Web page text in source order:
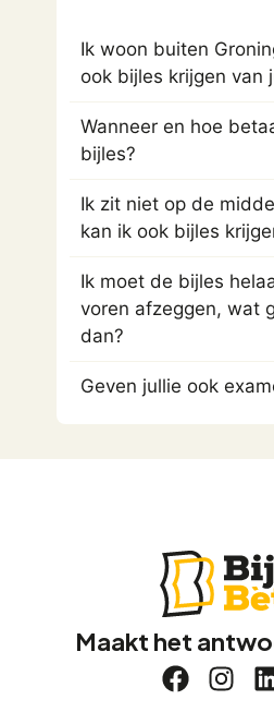
Ik woon buiten
ook bijles krijgen van
Wanneer en hoe
bijles?
Ik zit niet op de
kan ik ook bijles
Ik moet de bijles
voren afzeggen, wat
dan?
Geven jullie ook
Maakt het